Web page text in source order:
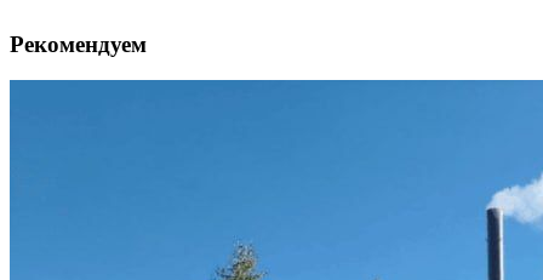
Рекомендуем